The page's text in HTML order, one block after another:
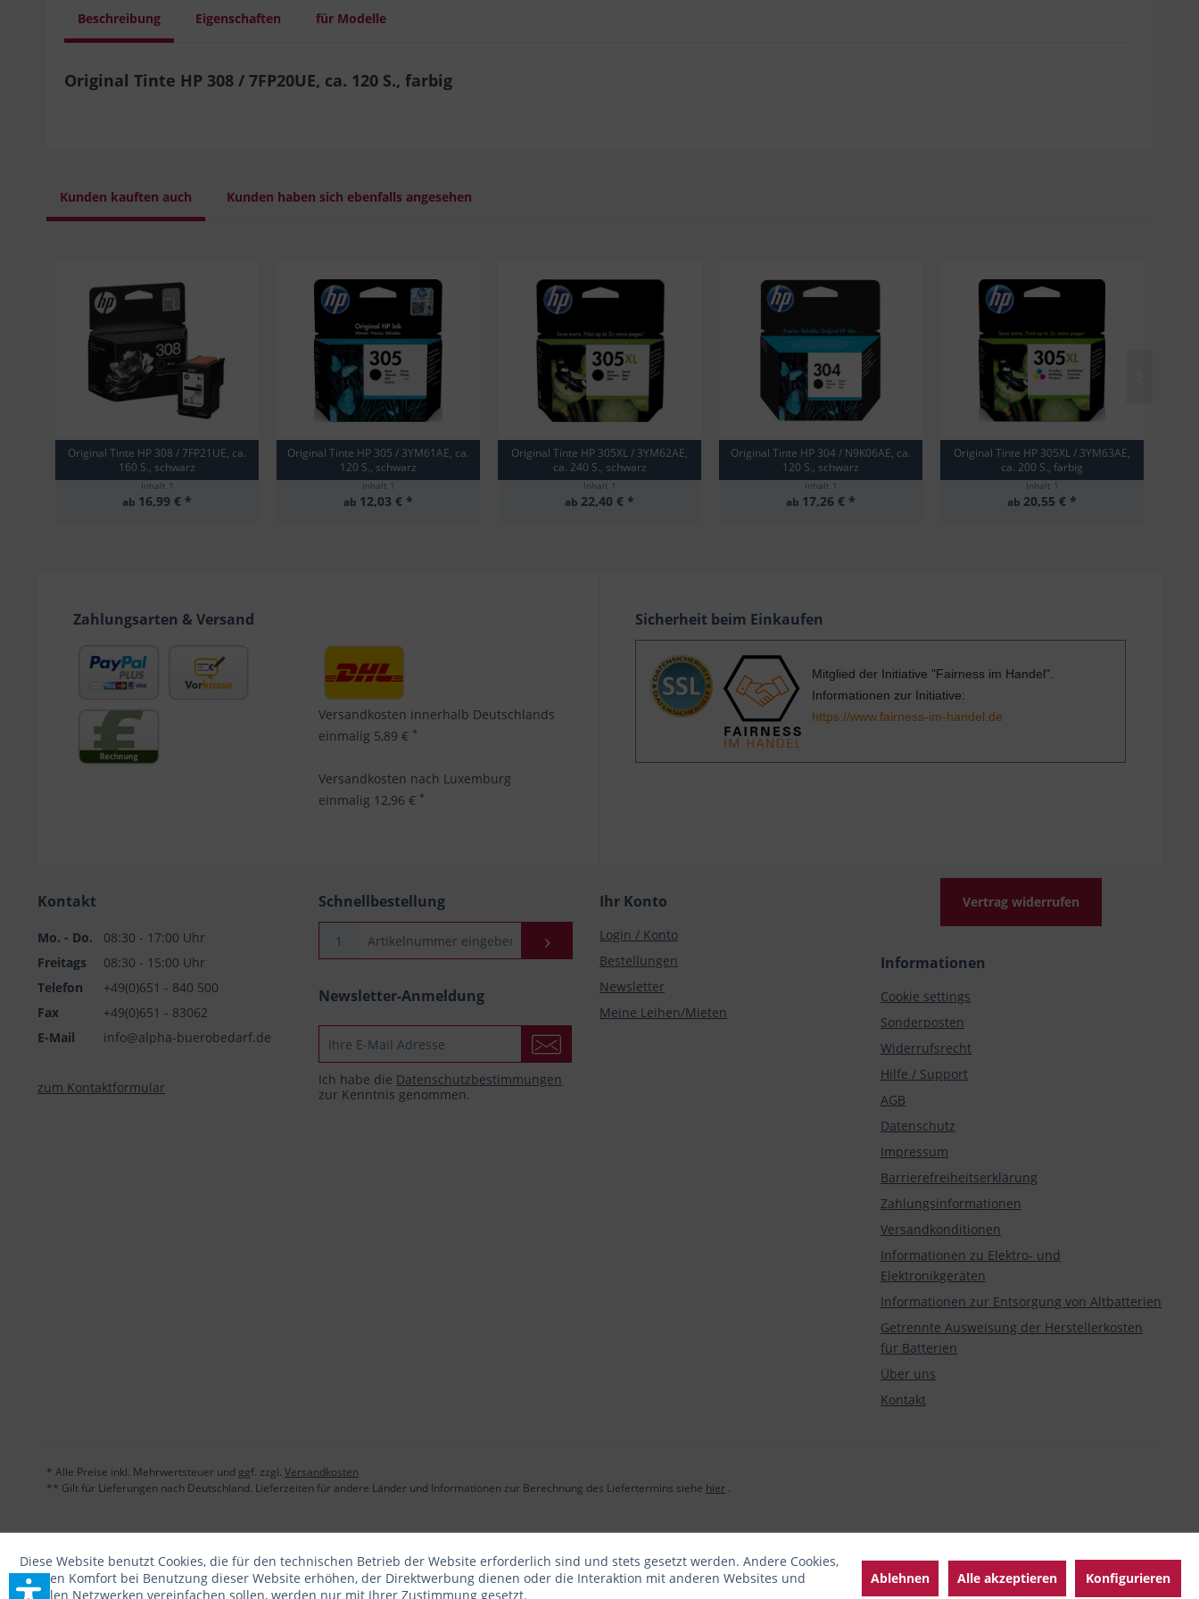
Beschreibung Eigenschaften für Modelle
Original Tinte HP 308 / 7FP20UE, ca. 120 S., farbig
Kunden kauften auch Kunden haben sich ebenfalls angesehen
Original Tinte HP 308 / 7FP21UE, ca.
160 S., schwarz
Inhalt 1
ab 16,99 € *
Original Tinte HP 305 / 3YM61AE, ca.
120 S., schwarz
Inhalt 1
ab 12,03 € *
Original Tinte HP 305XL / 3YM62AE,
ca. 240 S., schwarz
Inhalt 1
ab 22,40 € *
Original Tinte HP 304 / N9K06AE, ca.
120 S., schwarz
Inhalt 1
ab 17,26 € *
Original Tinte HP 305XL / 3YM63AE,
ca. 200 S., farbig
Inhalt 1
ab 20,55 € *
Zahlungsarten & Versand
Versandkosten innerhalb Deutschlands
einmalig 5,89 € *
Versandkosten nach Luxemburg
einmalig 12,96 € *
Sicherheit beim Einkaufen
Mitglied der Initiative "Fairness im Handel".
Informationen zur Initiative:
https://www.fairness-im-handel.de
Kontakt
Mo. - Do.
08:30 - 17:00 Uhr
Freitags
08:30 - 15:00 Uhr
Telefon
+49(0)651 - 840 500
Fax
+49(0)651 - 83062
E-Mail
info@alpha-buerobedarf.de
zum Kontaktformular
Schnellbestellung
Newsletter-Anmeldung
Ich habe die Datenschutzbestimmungen
zur Kenntnis genommen.
Ihr Konto
Login / Konto
Bestellungen
Newsletter
Meine Leihen/Mieten
Vertrag widerrufen
Informationen
Cookie settings
Sonderposten
Widerrufsrecht
Hilfe / Support
AGB
Datenschutz
Impressum
Barrierefreiheitserklärung
Zahlungsinformationen
Versandkonditionen
Informationen zu Elektro- und
Elektronikgeräten
Informationen zur Entsorgung von Altbatterien
Getrennte Ausweisung der Herstellerkosten
für Batterien
Über uns
Kontakt
* Alle Preise inkl. Mehrwertsteuer und ggf. zzgl. Versandkosten
** Gilt für Lieferungen nach Deutschland. Lieferzeiten für andere Länder und Informationen zur Berechnung des Liefertermins siehe hier .
Diese Website benutzt Cookies, die für den technischen Betrieb der Website erforderlich sind und stets gesetzt werden. Andere Cookies,
die den Komfort bei Benutzung dieser Website erhöhen, der Direktwerbung dienen oder die Interaktion mit anderen Websites und
sozialen Netzwerken vereinfachen sollen, werden nur mit Ihrer Zustimmung gesetzt.
Ablehnen Alle akzeptieren Konfigurieren